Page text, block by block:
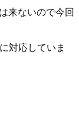
来ないので今回
対応していま